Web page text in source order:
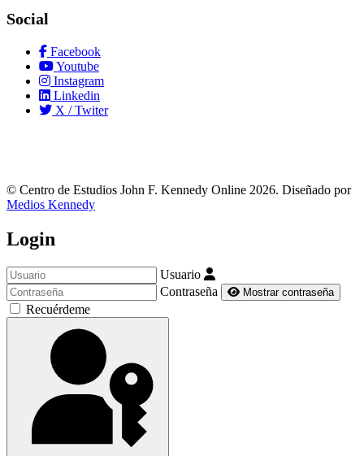
Social
Facebook
Youtube
Instagram
Linkedin
X / Twiter
© Centro de Estudios John F. Kennedy Online 2026. Diseñado por
Medios Kennedy
Login
Usuario
Contraseña
Mostrar contraseña
Recuérdeme